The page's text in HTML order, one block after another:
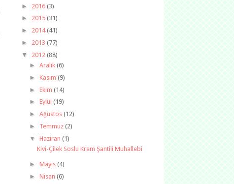
► 2016 (3)
► 2015 (31)
► 2014(41)
► 2013 (77)
▼ 2012 (88)
► Aralık (6)
► Kasım (9)
► Ekim (14)
► Eylül (19)
► Ağustos (12)
► Temmuz (2)
▼ Haziran (1)
Kivi-Çilek Soslu Krem Şantili Muhallebi
► Mayıs (4)
► Nisan (6)